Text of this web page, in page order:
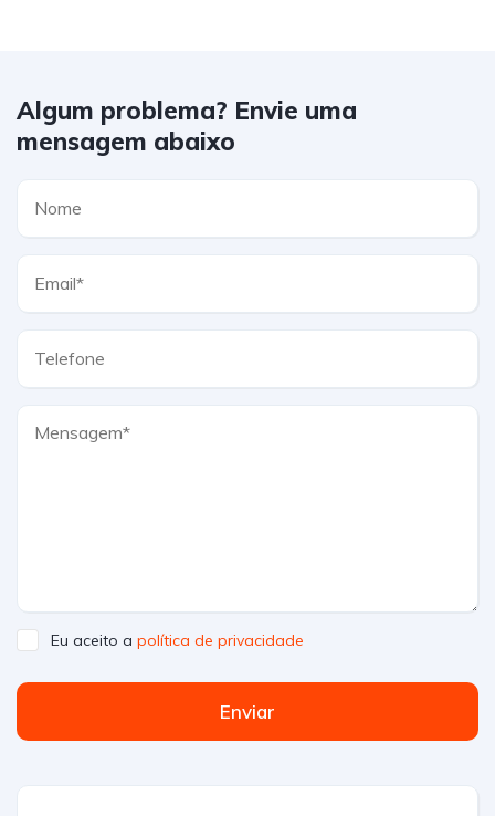
Algum problema? Envie uma
mensagem abaixo
Eu aceito a política de privacidade
Enviar